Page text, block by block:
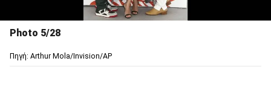
Photo 5/28
Πηγή: Arthur Mola/Invision/AP